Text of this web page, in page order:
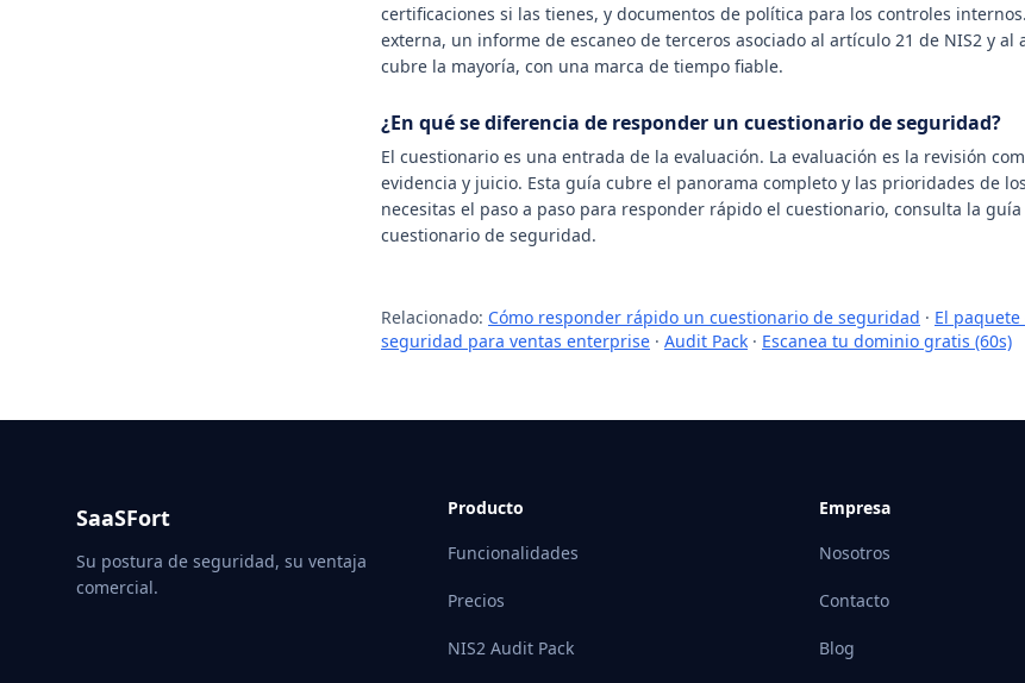
certificaciones si las tienes, y documentos de política para los controles
externa, un informe de escaneo de terceros asociado al artículo 21 de NIS2 y al
cubre la mayoría, con una marca de tiempo fiable.
¿En qué se diferencia de responder un cuestionario de seguridad?
El cuestionario es una entrada de la evaluación. La evaluación es la revisión
evidencia y juicio. Esta guía cubre el panorama completo y las prioridades de
necesitas el paso a paso para responder rápido el cuestionario, consulta la
cuestionario de seguridad.
Relacionado: Cómo responder rápido un cuestionario de seguridad · El
seguridad para ventas enterprise · Audit Pack · Escanea tu dominio gratis (60s)
SaaSFort
Su postura de seguridad, su ventaja
comercial.
Producto
Funcionalidades
Precios
NIS2 Audit Pack
Empresa
Nosotros
Contacto
Blog